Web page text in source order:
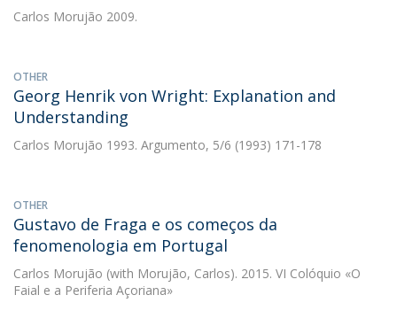
Carlos Morujão 2009.
OTHER
Georg Henrik von Wright: Explanation and
Understanding
Carlos Morujão 1993. Argumento, 5/6 (1993) 171-178
OTHER
Gustavo de Fraga e os começos da
fenomenologia em Portugal
Carlos Morujão (with Morujão, Carlos). 2015. VI Colóquio «O
Faial e a Periferia Açoriana»